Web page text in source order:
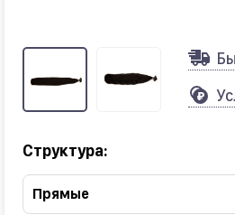
Структура:
Прямые